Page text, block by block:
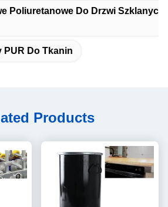
Poliuretanowe Do Drzwi Szklanych
PUR Do Tkanin
Products